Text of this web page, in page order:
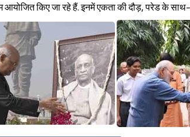
आयोजित किए जा रहे हैं. इनमें एकता की दौड़, परेड के